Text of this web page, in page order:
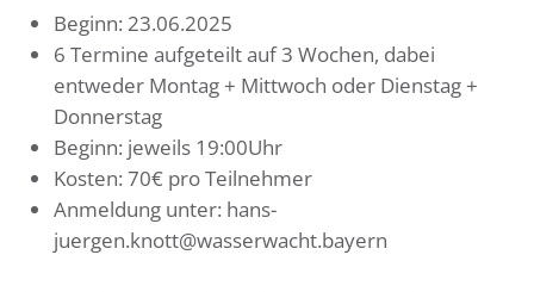
Beginn: 23.06.2025
6 Termine aufgeteilt auf 3 Wochen, dabei
entweder Montag + Mittwoch oder Dienstag +
Donnerstag
Beginn: jeweils 19:00Uhr
Kosten: 70€ pro Teilnehmer
Anmeldung unter: hans-
juergen.knott@wasserwacht.bayern